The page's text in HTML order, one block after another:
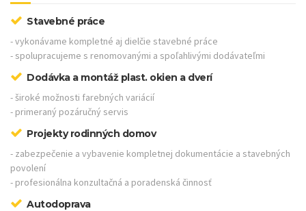
Stavebné práce
- vykonávame kompletné aj dielčie stavebné práce
- spolupracujeme s renomovanými a spoľahlivými dodávateľmi
Dodávka a montáž plast. okien a dverí
- široké možnosti farebných variácií
- primeraný pozáručný servis
Projekty rodinných domov
- zabezpečenie a vybavenie kompletnej dokumentácie a stavebných
povolení
- profesionálna konzultačná a poradenská činnosť
Autodoprava